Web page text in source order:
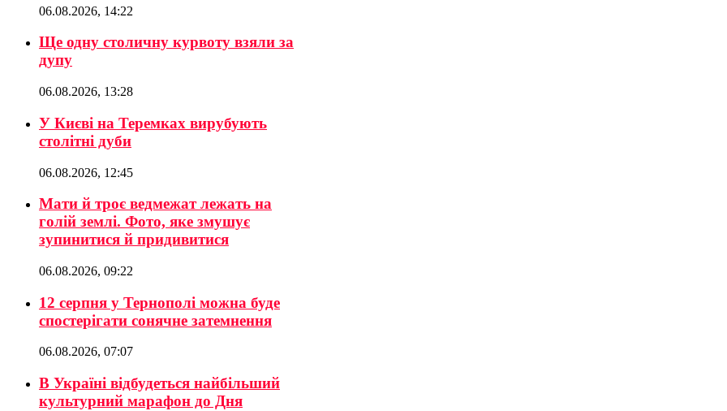
06.08.2026, 14:22
Ще одну столичну курвоту взяли за
дупу
06.08.2026, 13:28
У Києві на Теремках вирубують
столітні дуби
06.08.2026, 12:45
Мати й троє ведмежат лежать на
голій землі. Фото, яке змушує
зупинитися й придивитися
06.08.2026, 09:22
12 серпня у Тернополі можна буде
спостерігати сонячне затемнення
06.08.2026, 07:07
В Україні відбудеться найбільший
культурний марафон до Дня